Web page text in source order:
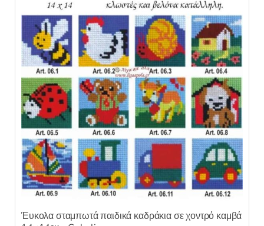
Έυκολα σταμπωτά παιδικά καδράκια σε χοντρό καμβά